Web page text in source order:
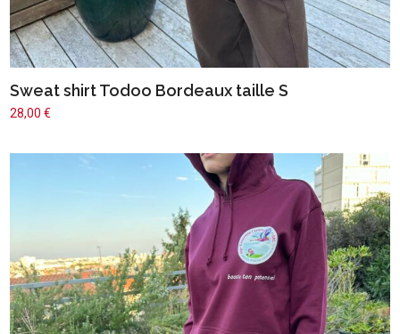
Sweat shirt Todoo Bordeaux taille S
28,00€